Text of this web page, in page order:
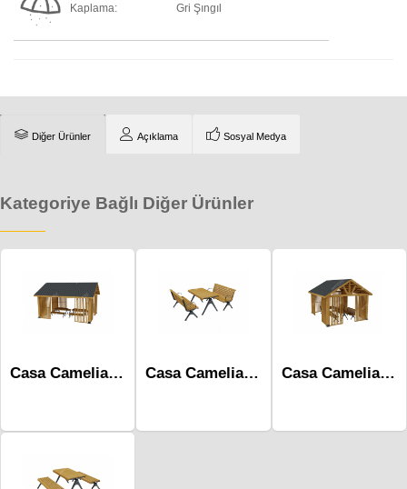
Kaplama: Gri Şıngıl
Diğer Ürünler Açıklama Sosyal Medya
Kategoriye Bağlı Diğer Ürünler
Casa Camelia Kamelya Mcf-101b Casa Camelia Piknik Masası Mpg-431a Casa Camelia Kamelya Mcf-101a